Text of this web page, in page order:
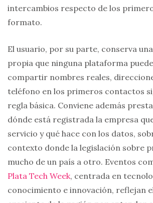
intercambios respecto de los
formato.
El usuario, por su parte, conserva
propia que ninguna plataforma
compartir nombres reales,
teléfono en los primeros contactos
regla básica. Conviene además
dónde está registrada la empresa
servicio y qué hace con los datos,
contexto donde la legislación sobre
mucho de un país a otro. Eventos
Plata Tech Week, centrada en
conocimiento e innovación, reflejan